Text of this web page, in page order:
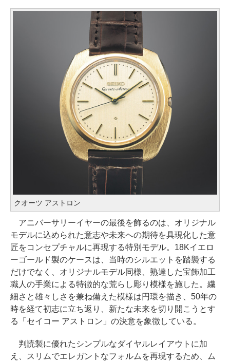
クオーツ アストロン
アニバーサリーイヤーの最後を飾るのは、オリジナル
モデルに込められた意志や未来への期待を具現化した意
匠をコンセプチャルに再現する特別モデル。18Kイエロ
ーゴールド製のケースは、当時のシルエットを踏襲する
だけでなく、オリジナルモデル同様、熟達した宝飾加工
職人の手業による特徴的な荒らし彫り模様を施した。繊
細さと雄々しさを兼ね備えた模様は円環を描き、50年の
時を経て初志に立ち返り、新たな未来を切り開こうとす
る「セイコー アストロン」の決意を象徴している。
判読製に優れたシンプルなダイヤルレイアウトに加
え、スリムでエレガントなフォルムを再現するため、ム